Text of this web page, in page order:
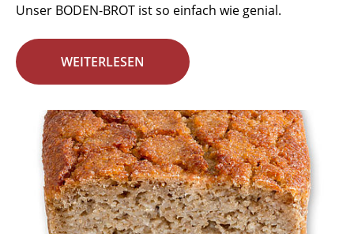
Unser BODEN-BROT ist so einfach wie genial.
WEITERLESEN